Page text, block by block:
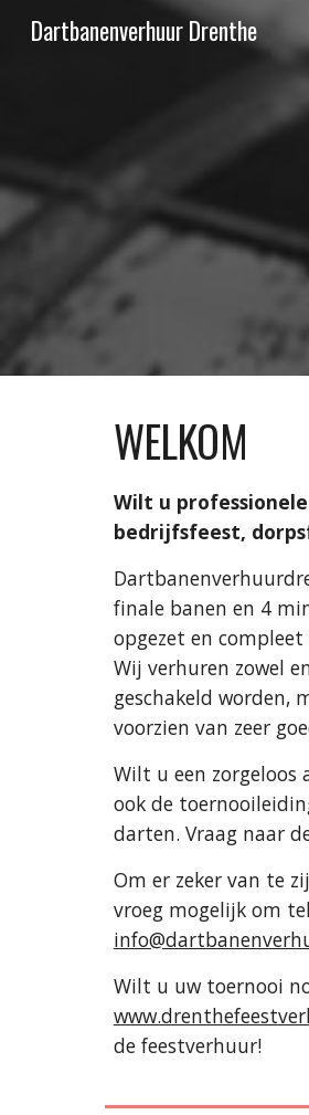
Dartbanenverhuur Drenthe
WELKOM
Wilt u
bedrijfsfeest,
finale banen en 4
opgezet en
Wij verhuren zowel
geschakeld worden,
voorzien van zeer
Wilt u een zorgeloos
ook de
darten. Vraag naar
Om er zeker van te
vroeg mogelijk om
Wilt u uw toernooi
de feestverhuur!